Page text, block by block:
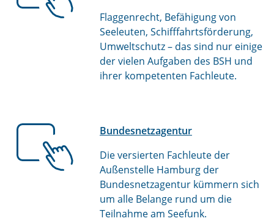
Flaggenrecht, Befähigung von
Seeleuten, Schifffahrtsförderung,
Umweltschutz – das sind nur einige
der vielen Aufgaben des BSH und
ihrer kompetenten Fachleute.
Bundesnetzagentur
Die versierten Fachleute der
Außenstelle Hamburg der
Bundesnetzagentur kümmern sich
um alle Belange rund um die
Teilnahme am Seefunk.